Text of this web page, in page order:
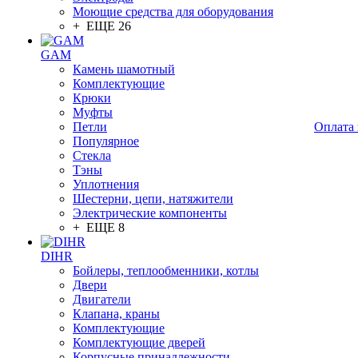
Моющие средства для оборудования
+ ЕЩЕ 26
GAM
Камень шамотный
Комплектующие
Крюки
Муфты
Петли
Популярное
Стекла
Тэны
Уплотнения
Шестерни, цепи, натяжители
Электрические компоненты
+ ЕЩЕ 8
DIHR
Бойлеры, теплообменники, котлы
Двери
Двигатели
Клапана, краны
Комплектующие
Комплектующие дверей
Оплата